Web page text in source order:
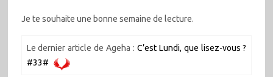
Je te souhaite une bonne semaine de lecture.
Le dernier article de Ageha : C’est Lundi, que lisez-vous ?
#33#